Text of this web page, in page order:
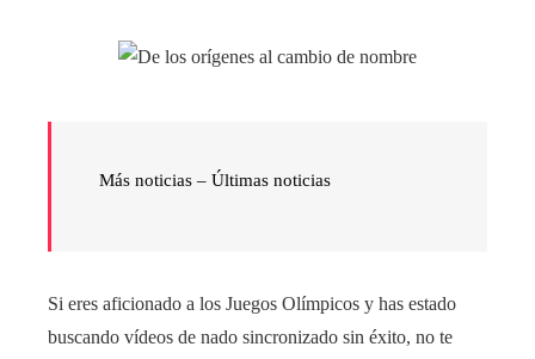
Más noticias – Últimas noticias
Si eres aficionado a los Juegos Olímpicos y has estado
buscando vídeos de nado sincronizado sin éxito, no te